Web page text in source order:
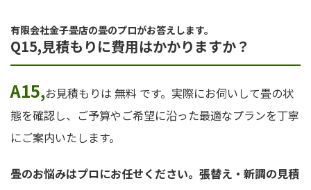
有限会社金子畳店の畳のプロがお答えします。
Q15,見積もりに費用はかかりますか？
A15,お見積もりは 無料 です。実際にお伺いして畳の状
態を確認し、ご予算やご希望に沿った最適なプランを丁寧
にご案内いたします。
畳のお悩みはプロにお任せください。張替え・新調の見積